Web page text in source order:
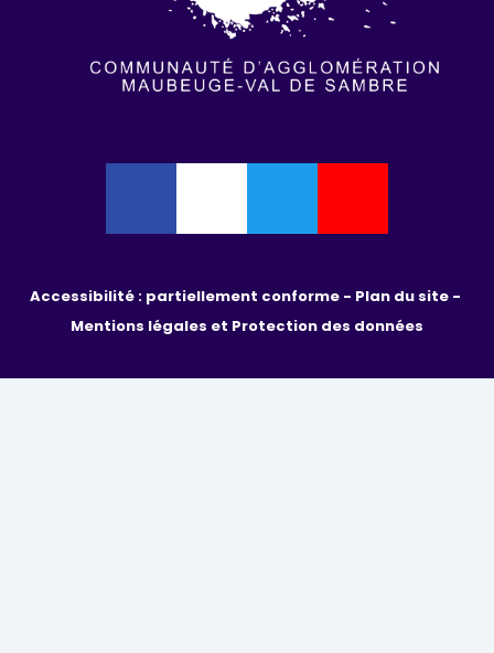
Accessibilité : partiellement conforme -
Mentions légales et Protection des données